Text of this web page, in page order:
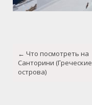
navigation
← Что посмотреть на
Санторини (Греческие
острова)